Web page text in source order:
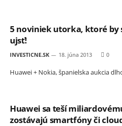
5 noviniek utorka, ktoré by
ujsť!
INVESTICNE.SK 18. júna 2013 0
Huawei + Nokia, španielska aukcia
Huawei sa teší
zostávajú smartfóny či